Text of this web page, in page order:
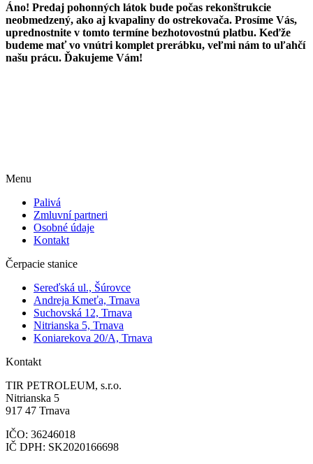
Áno! Predaj pohonných látok bude počas rekonštrukcie
neobmedzený, ako aj kvapaliny do ostrekovača. Prosíme Vás,
uprednostnite v tomto termíne bezhotovostnú platbu. Keďže
budeme mať vo vnútri komplet prerábku, veľmi nám to uľahčí
našu prácu. Ďakujeme Vám!
Menu
Palivá
Zmluvní partneri
Osobné údaje
Kontakt
Čerpacie stanice
Sereďská ul., Šúrovce
Andreja Kmeťa, Trnava
Suchovská 12, Trnava
Nitrianska 5, Trnava
Koniarekova 20/A, Trnava
Kontakt
TIR PETROLEUM, s.r.o.
Nitrianska 5
917 47 Trnava
IČO: 36246018
IČ DPH: SK2020166698